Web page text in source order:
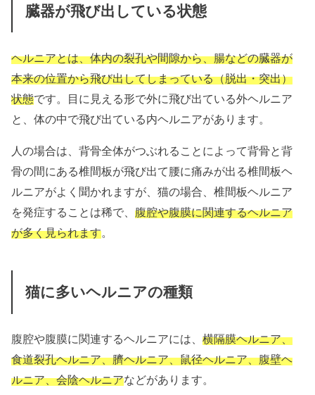
臓器が飛び出している状態
ヘルニアとは、体内の裂孔や間隙から、腸などの臓器が
本来の位置から飛び出してしまっている（脱出・突出）
状態です。目に見える形で外に飛び出ている外ヘルニア
と、体の中で飛び出ている内ヘルニアがあります。
人の場合は、背骨全体がつぶれることによって背骨と背
骨の間にある椎間板が飛び出て腰に痛みが出る椎間板ヘ
ルニアがよく聞かれますが、猫の場合、椎間板ヘルニア
を発症することは稀で、腹腔や腹膜に関連するヘルニア
が多く見られます。
猫に多いヘルニアの種類
腹腔や腹膜に関連するヘルニアには、横隔膜ヘルニア、
食道裂孔ヘルニア、臍ヘルニア、鼠径ヘルニア、腹壁ヘ
ルニア、会陰ヘルニアなどがあります。